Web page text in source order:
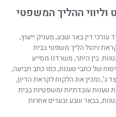
ההליך המשפטי
עורכי דין באר שבע, מעניק ייעוץ,
ניהול הליך משפטי בבית
בין היתר, משרדנו מסייע
של כתבי טענות, כמו כתב תביעה,
ג', ומכין את הלקוח לקראת הדיון,
טענות עובדתיות ומשפטיות בבית
בבאר שבע ובערים אחרות